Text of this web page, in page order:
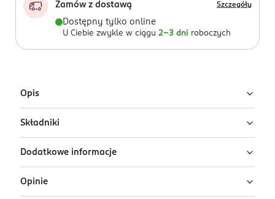
Zamów z dostawą Szczegóły
Dostępny tylko online
U Ciebie zwykle w ciągu 2-3 dni roboczych
Opis
Woda perfumowana unisex Erba Pura od Xerjoff to
orientalno-cytrusowa kompozycja zapachowa, która
przyciąga swoją uniwersalnością i bogactwem nut,
sprawiając, że jest idealna dla każdego, kto szuka
perfum z charakterem. Jego olfaktoryczna harmonia
Składniki
Ingredients: : ALCOHOL DENAT., PARFUM, AQUA, BHT,
ALPHA-ISOMETHYL IONONE, BENZYL ALCOHOL, BENZYL
SALICYLATE, CITRAL, CITRONELLOL, COUMARIN,
Dodatkowe informacje
PRZYGOTOWANIE I STOSOWANIE
Opinie